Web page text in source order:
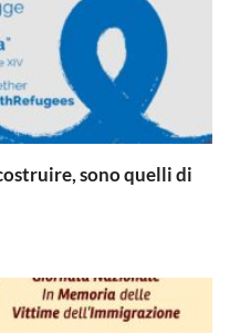
sono quelli di